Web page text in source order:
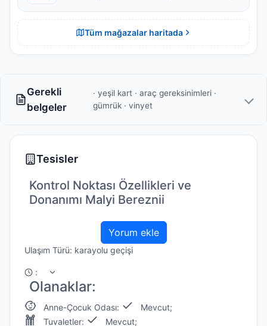
Tüm mağazalar haritada
Gerekli
belgeler
· yeşil kart · araç gereksinimleri ·
gümrük · vinyet
Tesisler
Kontrol Noktası Özellikleri ve
Donanımı Malyi Bereznii
Yorum ekle
Ulaşım Türü: karayolu geçişi
:
Olanaklar:
Anne-Çocuk Odası:
Mevcut;
Tuvaletler:
Mevcut;